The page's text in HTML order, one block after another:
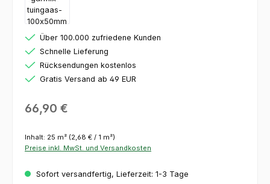
Über 100.000 zufriedene Kunden
Schnelle Lieferung
Rücksendungen kostenlos
Gratis Versand ab 49 EUR
Regulärer Preis:
66,90 €
Inhalt: 25 m² (2,68 € / 1 m²)
Preise inkl. MwSt. und Versandkosten
Sofort versandfertig, Lieferzeit: 1-3 Tage